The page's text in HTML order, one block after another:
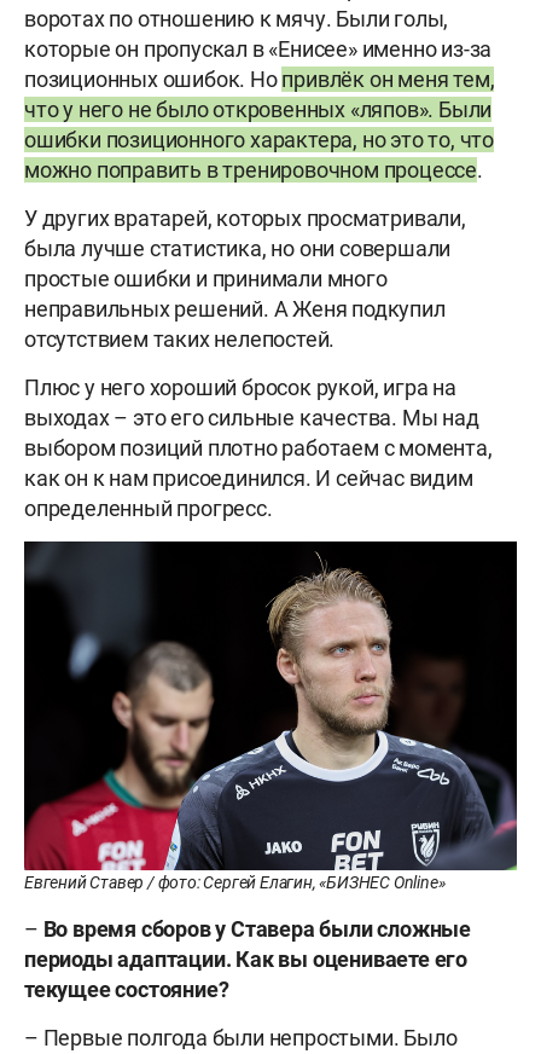
воротах по отношению к мячу. Были голы,
которые он пропускал в «Енисее» именно из-за
позиционных ошибок. Нопривлёк он меня тем,
что у него не было откровенных «ляпов». Были
ошибки позиционного характера, но это то, что
можно поправить в тренировочном процессе.
У других вратарей, которых просматривали,
была лучше статистика, но они совершали
простые ошибки и принимали много
неправильных решений. А Женя подкупил
отсутствием таких нелепостей.
Плюс у него хороший бросок рукой, игра на
выходах – это его сильные качества. Мы над
выбором позиций плотно работаем с момента,
как он к нам присоединился. И сейчас видим
определенный прогресс.
Евгений Ставер / фото: Сергей Елагин, «БИЗНЕС Online»
– Во время сборов у Ставера были сложные
периоды адаптации. Как вы оцениваете его
текущее состояние?
– Первые полгода были непростыми. Было